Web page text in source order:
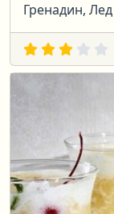
Гренадин, Лед